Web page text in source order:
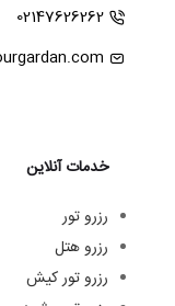
02147626262
خدمات آنلاین
رزرو تور
رزرو هتل
رزرو تور کیش